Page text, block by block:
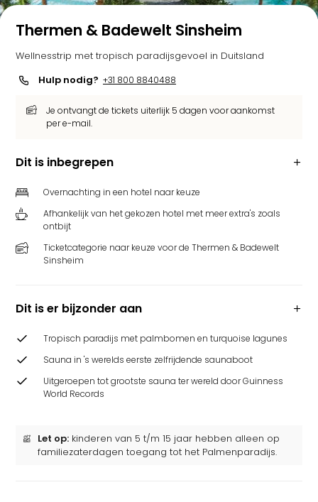
Thermen & Badewelt Sinsheim
Wellnesstrip met tropisch paradijsgevoel in Duitsland
Hulp nodig? +31 800 8840488
Je ontvangt de tickets uiterlijk 5 dagen voor aankomst
per e-mail.
Dit is inbegrepen
Overnachting in een hotel naar keuze
Afhankelijk van het gekozen hotel met meer extra's zoals
ontbijt
Ticketcategorie naar keuze voor de Thermen & Badewelt
Sinsheim
Dit is er bijzonder aan
Tropisch paradijs met palmbomen en turquoise lagunes
Sauna in 's werelds eerste zelfrijdende saunaboot
Uitgeroepen tot grootste sauna ter wereld door Guinness
World Records
Let op: kinderen van 5 t/m 15 jaar hebben alleen op
familiezaterdagen toegang tot het Palmenparadijs.